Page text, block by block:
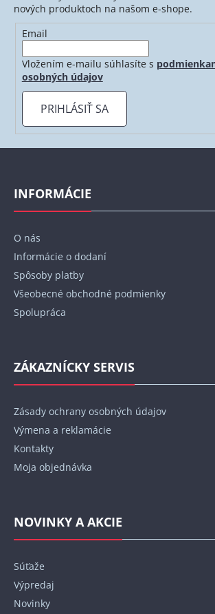
nových produktoch na našom e-shope.
Email
Vložením e-mailu súhlasíte s
osobných údajov
PRIHLÁSIŤ SA
INFORMÁCIE
O nás
Informácie o dodaní
Spôsoby platby
Všeobecné obchodné podmienky
Spolupráca
ZÁKAZNÍCKY SERVIS
Zásady ochrany osobných údajov
Výmena a reklamácie
Kontakty
Moja objednávka
NOVINKY A AKCIE
Súťaže
Výpredaj
Novinky